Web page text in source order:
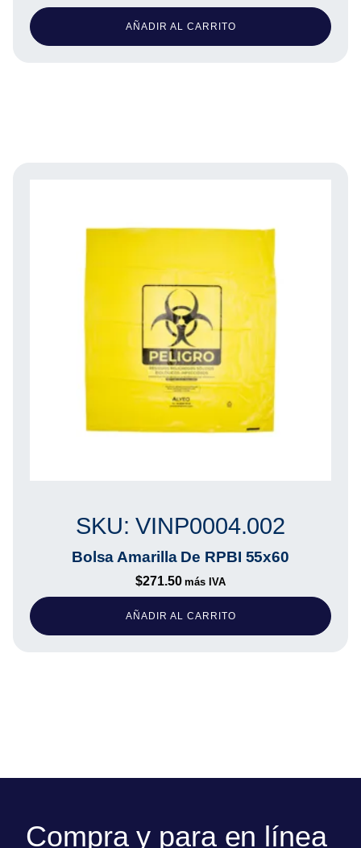
AÑADIR AL CARRITO
SKU: VINP0004.002
Bolsa Amarilla De RPBI 55x60
$271.50 más IVA
AÑADIR AL CARRITO
Compra y para en línea